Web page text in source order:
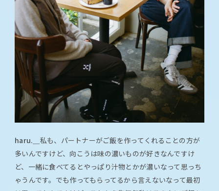
haru.＿ 私も、パートナーがご飯を作ってくれることの方が
多いんですけど、向こうは味の濃いものが好きなんですけ
ど、一緒に食べてるとやっぱり汁物とかが濃いなって思っち
ゃうんです。でも作ってもらってるから言えないなって最初